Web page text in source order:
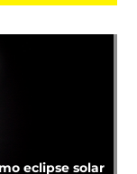
eclipse solar